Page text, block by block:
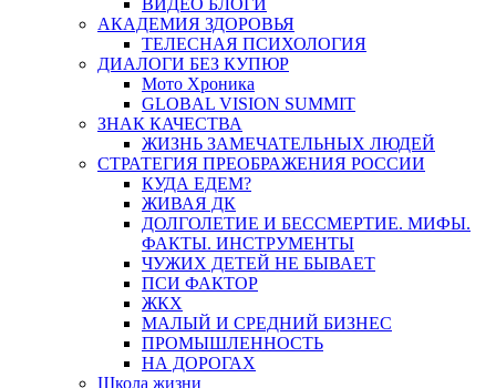
ВИДЕО БЛОГИ
АКАДЕМИЯ ЗДОРОВЬЯ
ТЕЛЕСНАЯ ПСИХОЛОГИЯ
ДИАЛОГИ БЕЗ КУПЮР
Мото Хроника
GLOBAL VISION SUMMIT
ЗНАК КАЧЕСТВА
ЖИЗНЬ ЗАМЕЧАТЕЛЬНЫХ ЛЮДЕЙ
СТРАТЕГИЯ ПРЕОБРАЖЕНИЯ РОССИИ
КУДА ЕДЕМ?
ЖИВАЯ ДК
ДОЛГОЛЕТИЕ И БЕССМЕРТИЕ. МИФЫ.
ФАКТЫ. ИНСТРУМЕНТЫ
ЧУЖИХ ДЕТЕЙ НЕ БЫВАЕТ
ПСИ ФАКТОР
ЖКХ
МАЛЫЙ И СРЕДНИЙ БИЗНЕС
ПРОМЫШЛЕННОСТЬ
НА ДОРОГАХ
Школа жизни